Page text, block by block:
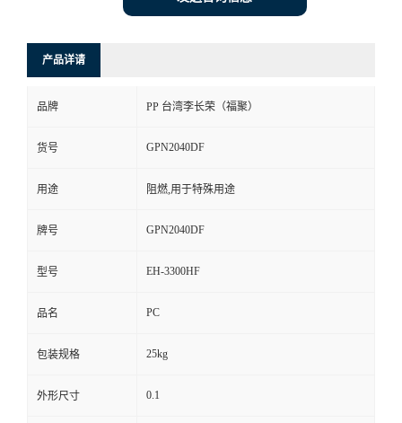
产品详请
品牌 PP 台湾李长荣（福聚）
货号 GPN2040DF
用途 阻燃,用于特殊用途
牌号 GPN2040DF
型号 EH-3300HF
品名 PC
包装规格 25kg
外形尺寸 0.1